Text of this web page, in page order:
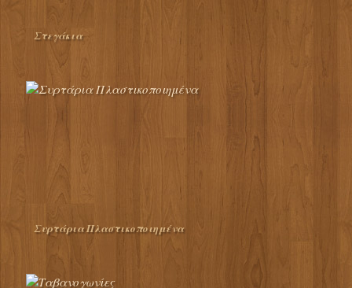
Στεγάκια
Συρτάρια Πλαστικοποιημένα